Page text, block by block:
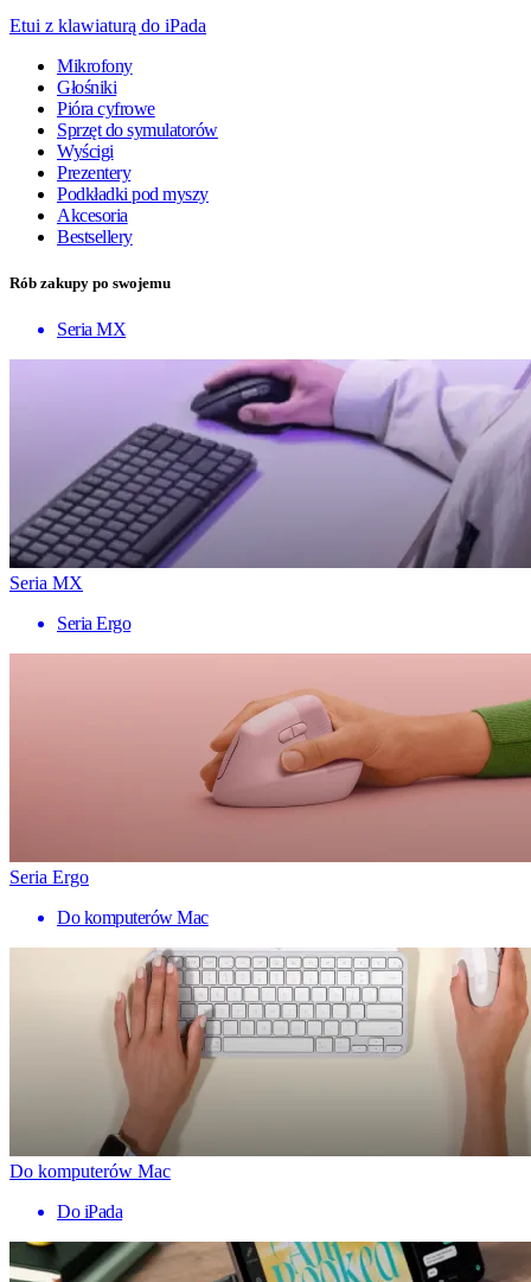
Etui z klawiaturą do iPada
Mikrofony
Głośniki
Pióra cyfrowe
Sprzęt do symulatorów
Wyścigi
Prezentery
Podkładki pod myszy
Akcesoria
Bestsellery
Rób zakupy po swojemu
Seria MX
Seria MX
Seria Ergo
Seria Ergo
Do komputerów Mac
Do komputerów Mac
Do iPada